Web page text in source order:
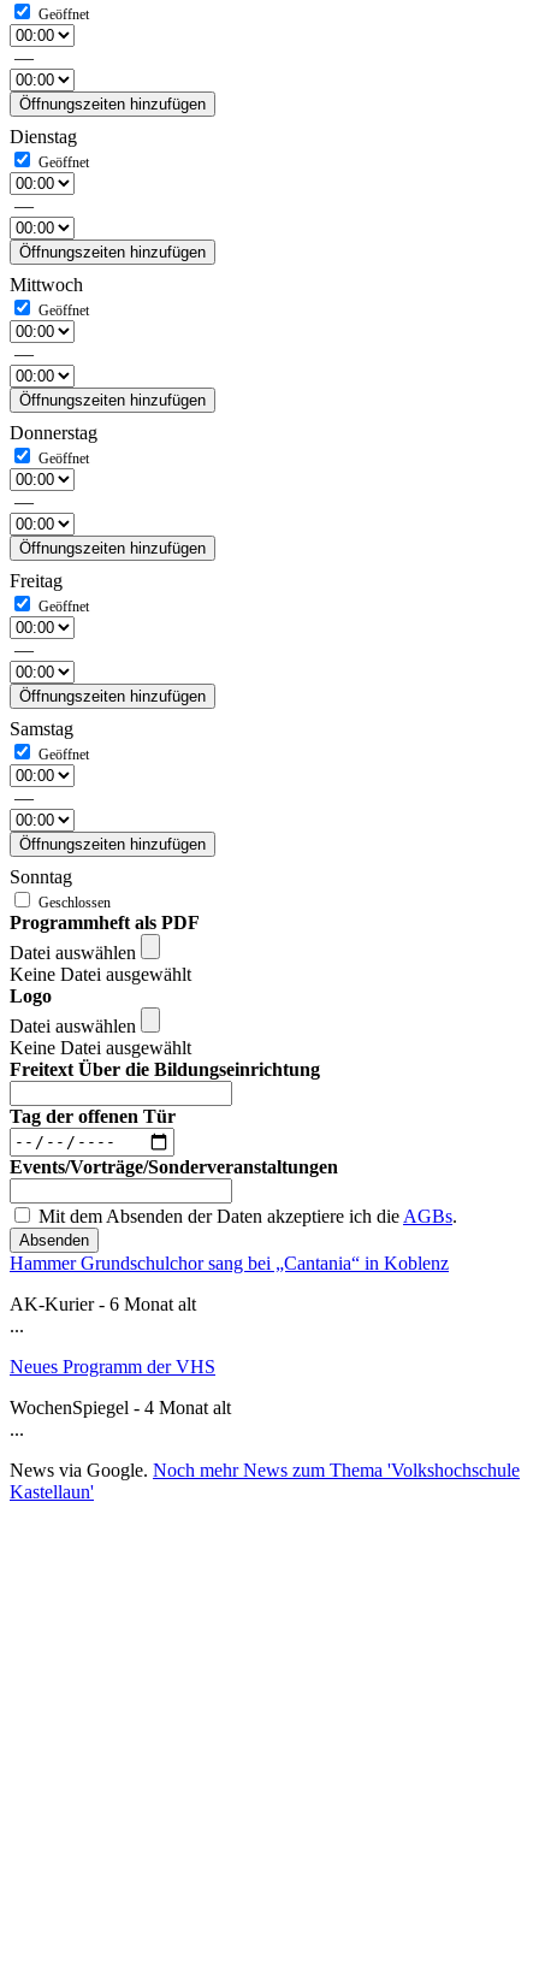
—
Öffnungszeiten hinzufügen
Dienstag
—
Öffnungszeiten hinzufügen
Mittwoch
—
Öffnungszeiten hinzufügen
Donnerstag
—
Öffnungszeiten hinzufügen
Freitag
—
Öffnungszeiten hinzufügen
Samstag
—
Öffnungszeiten hinzufügen
Sonntag
Programmheft als PDF
Datei auswählen
Keine Datei ausgewählt
Logo
Datei auswählen
Keine Datei ausgewählt
Freitext Über die Bildungseinrichtung
Tag der offenen Tür
Events/Vorträge/Sonderveranstaltungen
Mit dem Absenden der Daten akzeptiere ich die AGBs.
Absenden
Hammer Grundschulchor sang bei „Cantania“ in Koblenz
AK-Kurier - 6 Monat alt
...
Neues Programm der VHS
WochenSpiegel - 4 Monat alt
...
News via Google. Noch mehr News zum Thema 'Volkshochschule
Kastellaun'